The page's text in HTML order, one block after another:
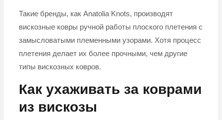
Такие бренды, как Anatolia Knots, производят
вискозные ковры ручной работы плоского плетения с
замысловатыми племенными узорами. Хотя процесс
плетения делает их более прочными, чем другие
типы вискозных ковров.
Как ухаживать за коврами
из вискозы